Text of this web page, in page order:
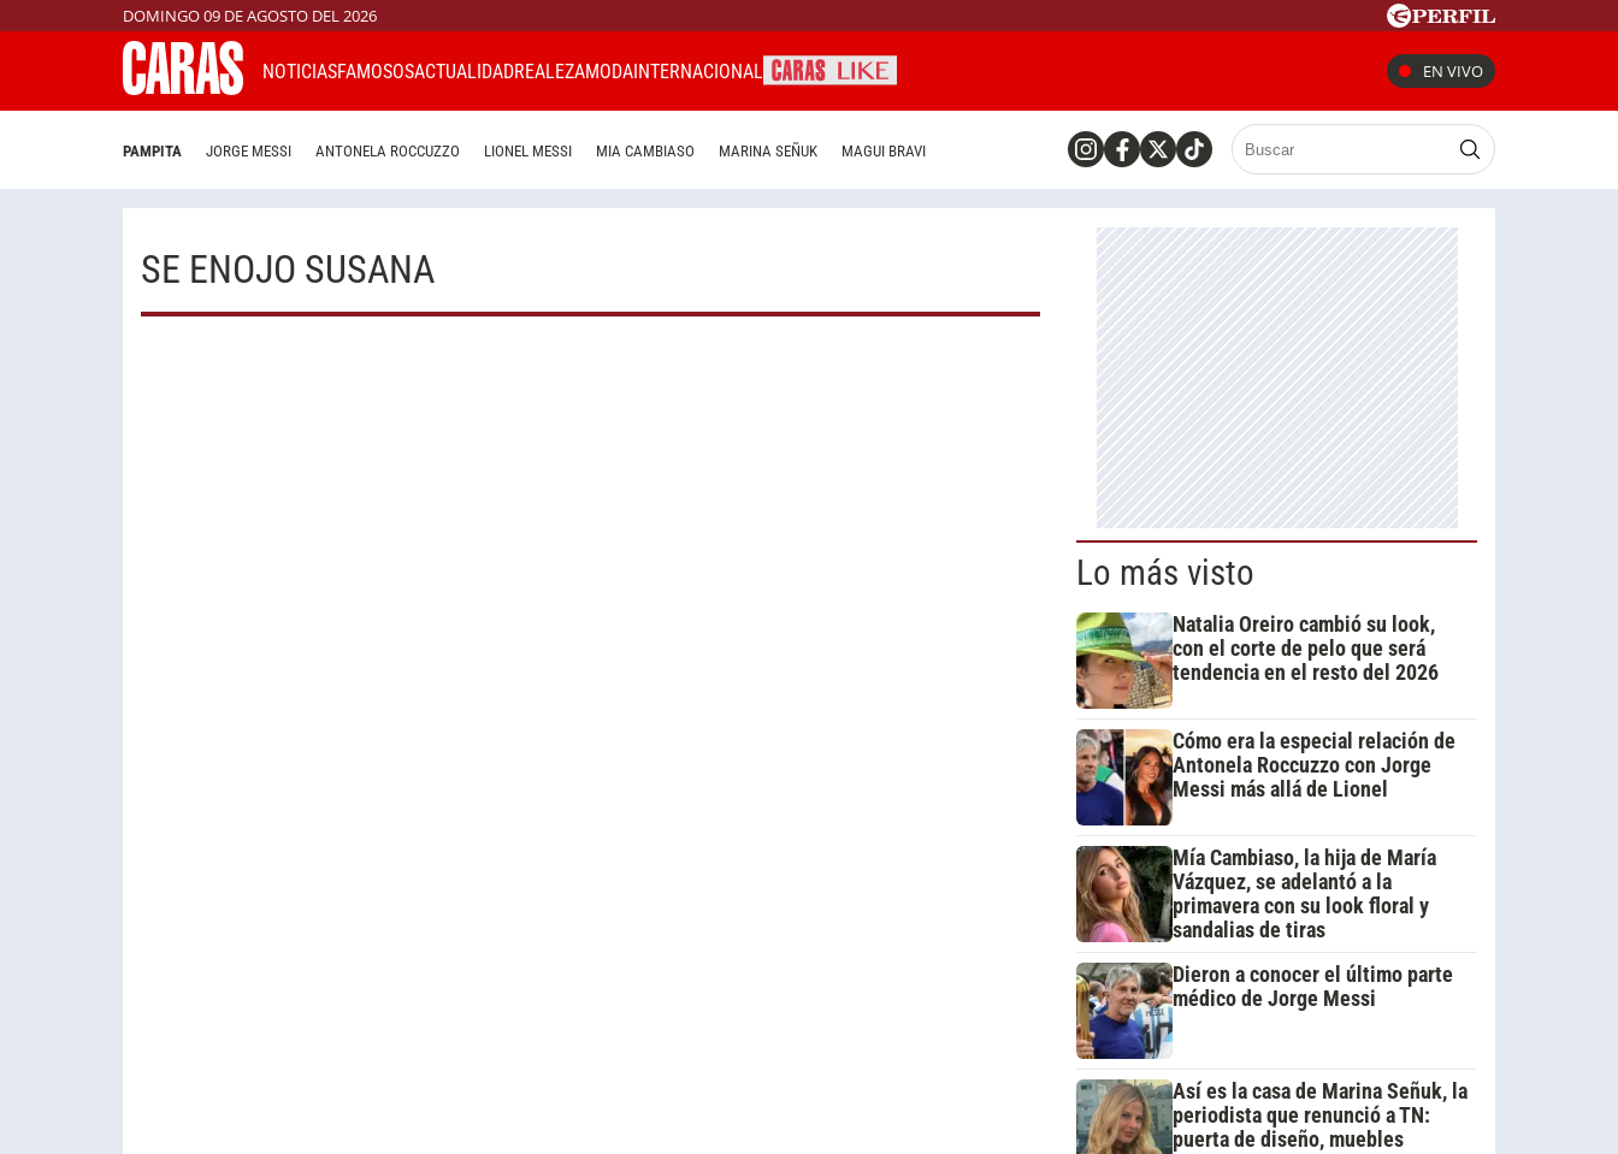
DOMINGO 09 DE AGOSTO DEL 2026
NOTICIASFAMOSOSACTUALIDADREALEZAMODAINTERNACIONAL EN VIVO
PAMPITA JORGE MESSI ANTONELA ROCCUZZO LIONEL MESSI MIA CAMBIASO MARINA SEÑUK MAGUI BRAVI
SE ENOJO SUSANA
Lo más visto
Natalia Oreiro cambió su look,
con el corte de pelo que será
tendencia en el resto del 2026
Cómo era la especial relación de
Antonela Roccuzzo con Jorge
Messi más allá de Lionel
Mía Cambiaso, la hija de María
Vázquez, se adelantó a la
primavera con su look floral y
sandalias de tiras
Dieron a conocer el último parte
médico de Jorge Messi
Así es la casa de Marina Señuk, la
periodista que renunció a TN:
puerta de diseño, muebles